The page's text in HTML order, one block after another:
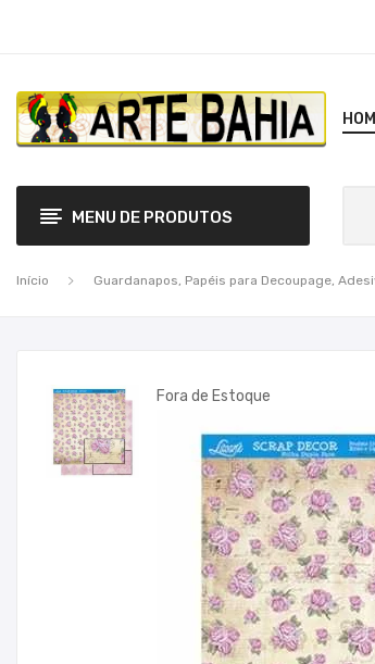
MENU DE PRODUTOS
Início Guardanapos, Papéis para Decoupage,
Fora de Estoque